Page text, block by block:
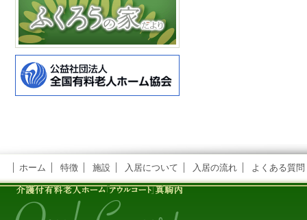
ホーム 特徴 施設 入居について 入居の流れ よくある質問